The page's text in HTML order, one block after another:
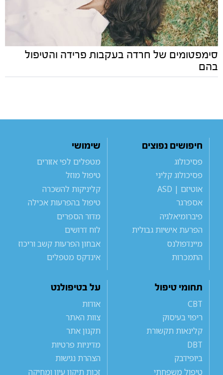
סימפטומים של חרדה בעקבות פרידה והטיפול
בהם
חיפושים נפוצים
פסיכולוג
פסיכולוג קליני
אוטיזם | ASD
אספרגר
פיברומיאלגיה
הפרעת אישיות גבולית
מיינדפולנס
התמכרות
שימושי
מטפלים לפי אזורים
טיפול מוזל
קליניקות להשכרה
טיפול בהפרעות אכילה
מדור הספרים
לוח דרושים
אבחון הפרעות קשב וריכוז
אינדקס מטפלים
תחומי טיפול
CBT
ריפוי בעיסוק
קלינאות תקשורת
DBT
ביופידבק
טיפול משפחתי
על בטיפולנט
אודות
צוות האתר
תקנון אתר
מדיניות פרטיות
הצהרת נגישות
זכות תיקון עיון ומחיקה